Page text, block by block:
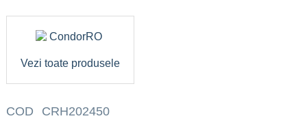
COD CRH202450
Vezi toate produsele